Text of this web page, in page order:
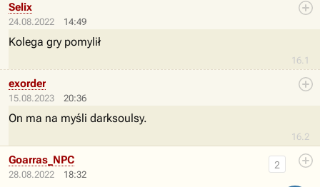
24.08.2022 14:49
16.1
Selix
Kolega gry pomylił
15.08.2023 20:36
16.2
exorder
On ma na myśli darksoulsy.
28.08.2022 18:32
2
Goarras_NPC